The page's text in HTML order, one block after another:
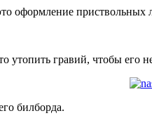
оформление приствольных
утопить гравий, чтобы его
билборда.